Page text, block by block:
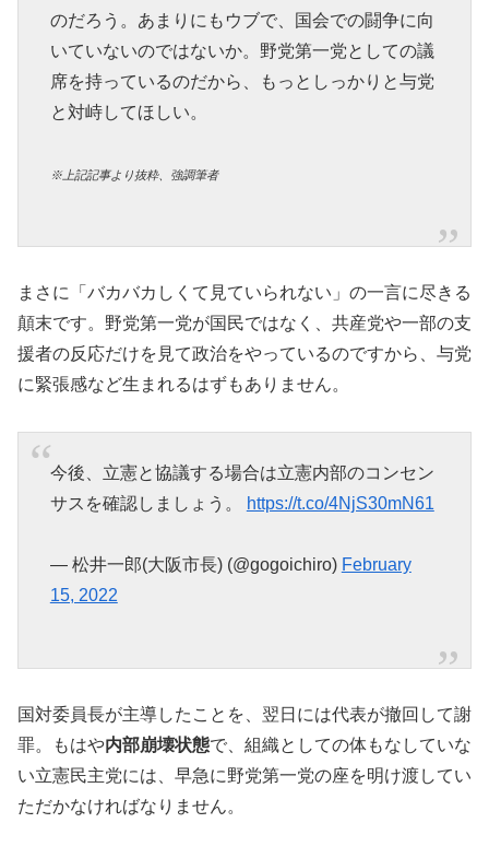
のだろう。あまりにもウブで、国会での闘争に向
いていないのではないか。野党第一党としての議
席を持っているのだから、もっとしっかりと与党
と対峙してほしい。
※上記記事より抜粋、強調筆者
まさに「バカバカしくて見ていられない」の一言に尽きる
顛末です。野党第一党が国民ではなく、共産党や一部の支
援者の反応だけを見て政治をやっているのですから、与党
に緊張感など生まれるはずもありません。
今後、立憲と協議する場合は立憲内部のコンセン
サスを確認しましょう。
https://t.co/4NjS30mN61
— 松井一郎(大阪市長) (@gogoichiro) February
15, 2022
国対委員長が主導したことを、翌日には代表が撤回して謝
罪。もはや内部崩壊状態で、組織としての体もなしていな
い立憲民主党には、早急に野党第一党の座を明け渡してい
ただかなければなりません。